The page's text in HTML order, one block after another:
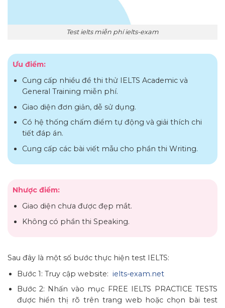
Test ielts miễn phí ielts-exam
Ưu điểm:
Cung cấp nhiều đề thi thử IELTS Academic và
General Training miễn phí.
Giao diện đơn giản, dễ sử dụng.
Có hệ thống chấm điểm tự động và giải thích chi
tiết đáp án.
Cung cấp các bài viết mẫu cho phần thi Writing.
Nhược điểm:
Giao diện chưa được đẹp mắt.
Không có phần thi Speaking.
Sau đây là một số bước thực hiện test IELTS:
Bước 1: Truy cập website: ielts-exam.net
Bước 2: Nhấn vào mục FREE IELTS PRACTICE TESTS
được hiển thị rõ trên trang web hoặc chọn bài test